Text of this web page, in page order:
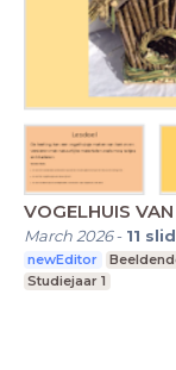
VOGELHUIS
March 2026- 11
newEditor
Studiejaar 1